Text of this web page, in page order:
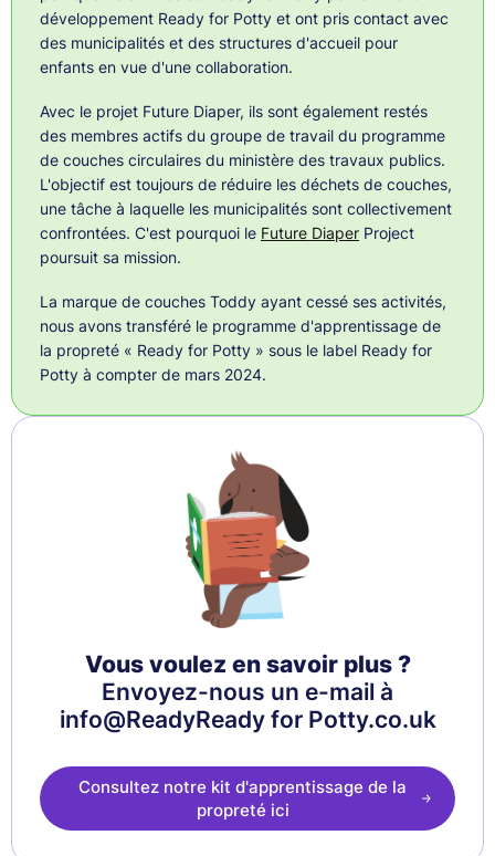
développement Ready for Potty et ont pris contact avec
des municipalités et des structures d'accueil pour
enfants en vue d'une collaboration.
Avec le projet Future Diaper, ils sont également restés
des membres actifs du groupe de travail du programme
de couches circulaires du ministère des travaux publics.
L'objectif est toujours de réduire les déchets de couches,
une tâche à laquelle les municipalités sont collectivement
confrontées. C'est pourquoi le Future Diaper Project
poursuit sa mission.
La marque de couches Toddy ayant cessé ses activités,
nous avons transféré le programme d'apprentissage de
la propreté « Ready for Potty » sous le label Ready for
Potty à compter de mars 2024.
Vous voulez en savoir plus ?
Envoyez-nous un e-mail à
info@ReadyReady for Potty.co.uk
Consultez notre kit d'apprentissage de la
propreté ici